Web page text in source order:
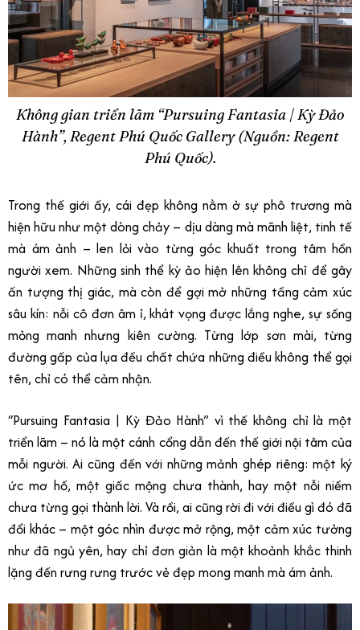
Không gian triển lãm “Pursuing Fantasia | Kỳ Đảo
Hành”, Regent Phú Quốc Gallery (Nguồn: Regent
Phú Quốc).
Trong thế giới ấy, cái đẹp không nằm ở sự phô trương mà
hiện hữu như một dòng chảy – dịu dàng mà mãnh liệt, tinh tế
mà ám ảnh – len lỏi vào từng góc khuất trong tâm hồn
người xem. Những sinh thể kỳ ảo hiện lên không chỉ để gây
ấn tượng thị giác, mà còn để gợi mở những tầng cảm xúc
sâu kín: nỗi cô đơn âm ỉ, khát vọng được lắng nghe, sự sống
mỏng manh nhưng kiên cường. Từng lớp sơn mài, từng
đường gấp của lụa đều chất chứa những điều không thể gọi
tên, chỉ có thể cảm nhận.
“Pursuing Fantasia | Kỳ Đảo Hành” vì thế không chỉ là một
triển lãm – nó là một cánh cổng dẫn đến thế giới nội tâm của
mỗi người. Ai cũng đến với những mảnh ghép riêng: một ký
ức mơ hồ, một giấc mộng chưa thành, hay một nỗi niềm
chưa từng gọi thành lời. Và rồi, ai cũng rời đi với điều gì đó đã
đổi khác – một góc nhìn được mở rộng, một cảm xúc tưởng
như đã ngủ yên, hay chỉ đơn giản là một khoảnh khắc thinh
lặng đến rưng rưng trước vẻ đẹp mong manh mà ám ảnh.